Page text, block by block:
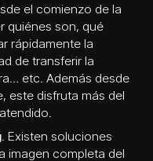
el comienzo de la
quiénes son, qué
rápidamente la
de transferir la
etc. Además desde
este disfruta más del
. Existen soluciones
imagen completa del